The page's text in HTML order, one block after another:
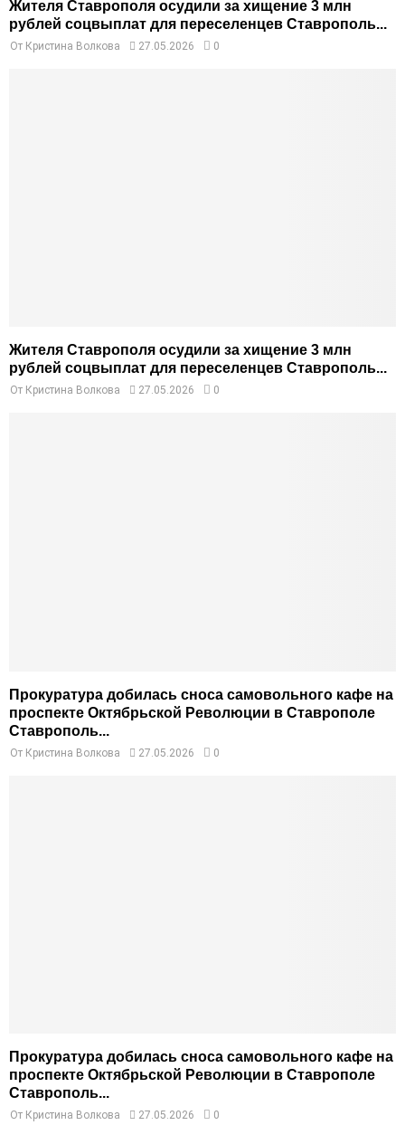
Жителя Ставрополя осудили за хищение 3 млн
рублей соцвыплат для переселенцев Ставрополь...
От Кристина Волкова 27.05.2026 0
Жителя Ставрополя осудили за хищение 3 млн
рублей соцвыплат для переселенцев Ставрополь...
От Кристина Волкова 27.05.2026 0
Прокуратура добилась сноса самовольного кафе на
проспекте Октябрьской Революции в Ставрополе
Ставрополь...
От Кристина Волкова 27.05.2026 0
Прокуратура добилась сноса самовольного кафе на
проспекте Октябрьской Революции в Ставрополе
Ставрополь...
От Кристина Волкова 27.05.2026 0